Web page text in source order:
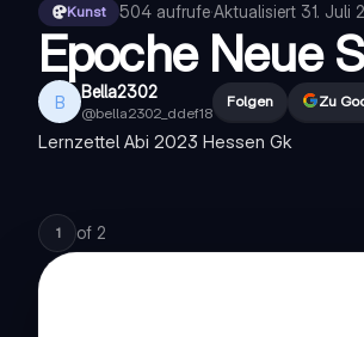
Kunst
504 aufrufe·Aktualisiert 31. Juli
Epoche Neue
B Bella2302
@bella2302_ddef18
Folgen Zu
Lernzettel Abi 2023 Hessen Gk
1 of 2